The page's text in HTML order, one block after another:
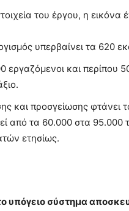
του έργου, η εικόνα
υπερβαίνει τα 620
εργαζόμενοι και περίπου
και προσγείωσης
από τα 60.000 στα 95.000
ετησίως.
υπόγειο σύστημα